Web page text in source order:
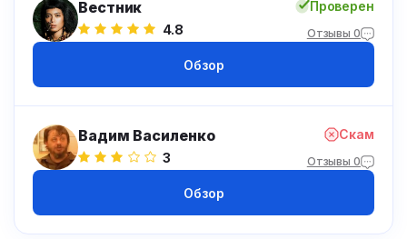
Вестник
4.8
Проверен
Отзывы 0
Обзор
Вадим Василенко
3
Скам
Отзывы 0
Обзор